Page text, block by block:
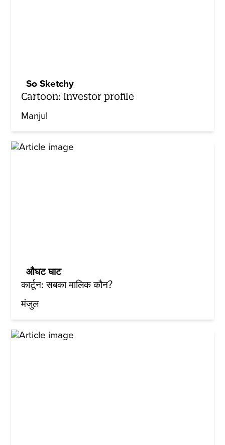
So Sketchy
Cartoon: Investor profile
Manjul
औघट घाट
कार्टून: सबका मालिक कौन?
मंजुल